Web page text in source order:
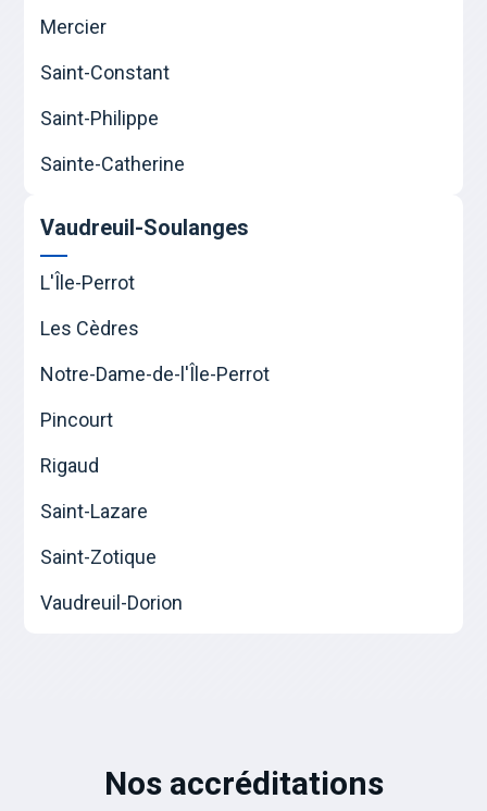
Mercier
Saint-Constant
Saint-Philippe
Sainte-Catherine
Vaudreuil-Soulanges
L'Île-Perrot
Les Cèdres
Notre-Dame-de-l'Île-Perrot
Pincourt
Rigaud
Saint-Lazare
Saint-Zotique
Vaudreuil-Dorion
Nos accréditations